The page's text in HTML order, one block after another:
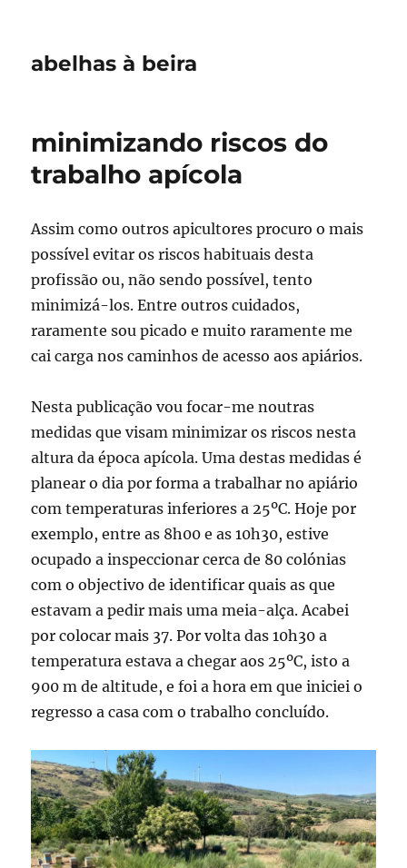
abelhas à beira
minimizando riscos do
trabalho apícola
Assim como outros apicultores procuro o mais
possível evitar os riscos habituais desta
profissão ou, não sendo possível, tento
minimizá-los. Entre outros cuidados,
raramente sou picado e muito raramente me
cai carga nos caminhos de acesso aos apiários.
Nesta publicação vou focar-me noutras
medidas que visam minimizar os riscos nesta
altura da época apícola. Uma destas medidas é
planear o dia por forma a trabalhar no apiário
com temperaturas inferiores a 25ºC. Hoje por
exemplo, entre as 8h00 e as 10h30, estive
ocupado a inspeccionar cerca de 80 colónias
com o objectivo de identificar quais as que
estavam a pedir mais uma meia-alça. Acabei
por colocar mais 37. Por volta das 10h30 a
temperatura estava a chegar aos 25ºC, isto a
900 m de altitude, e foi a hora em que iniciei o
regresso a casa com o trabalho concluído.